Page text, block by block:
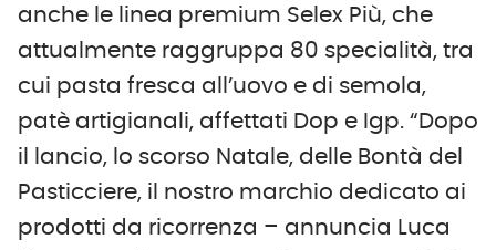
anche le linea premium Selex Più, che
attualmente raggruppa 80 specialità, tra
cui pasta fresca all’uovo e di semola,
patè artigianali, affettati Dop e Igp. “Dopo
il lancio, lo scorso Natale, delle Bontà del
Pasticciere, il nostro marchio dedicato ai
prodotti da ricorrenza – annuncia Luca